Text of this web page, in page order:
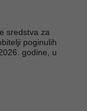
sredstva za
poginulih
godine, u